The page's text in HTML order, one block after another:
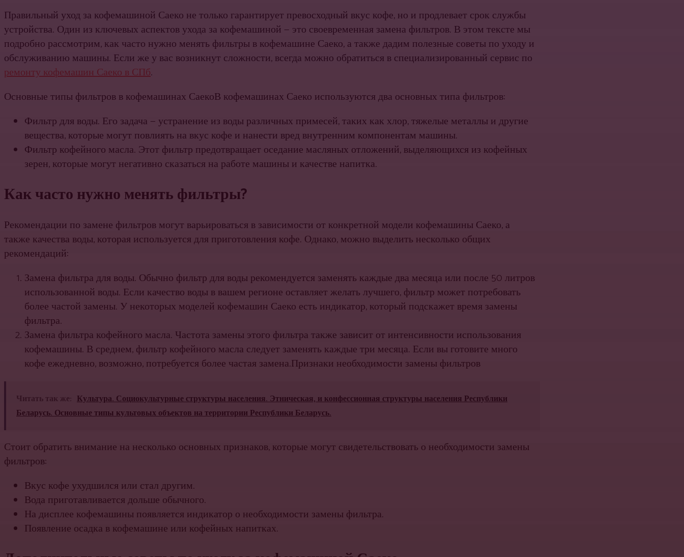
Правильный уход за кофемашиной Саеко не только гарантирует превосходный вкус кофе, но и продлевает срок службы
устройства. Один из ключевых аспектов ухода за кофемашиной — это своевременная замена фильтров. В этом тексте мы
подробно рассмотрим, как часто нужно менять фильтры в кофемашине Саеко, а также дадим полезные советы по уходу и
обслуживанию машины. Если же у вас возникнут сложности, всегда можно обратиться в специализированный сервис по
ремонту кофемашин Саеко в СПб.
Основные типы фильтров в кофемашинах СаекоВ кофемашинах Саеко используются два основных типа фильтров:
Фильтр для воды. Его задача — устранение из воды различных примесей, таких как хлор, тяжелые металлы и другие
вещества, которые могут повлиять на вкус кофе и нанести вред внутренним компонентам машины.
Фильтр кофейного масла. Этот фильтр предотвращает оседание масляных отложений, выделяющихся из кофейных
зерен, которые могут негативно сказаться на работе машины и качестве напитка.
Как часто нужно менять фильтры?
Рекомендации по замене фильтров могут варьироваться в зависимости от конкретной модели кофемашины Саеко, а
также качества воды, которая используется для приготовления кофе. Однако, можно выделить несколько общих
рекомендаций:
Замена фильтра для воды. Обычно фильтр для воды рекомендуется заменять каждые два месяца или после 50 литров
использованной воды. Если качество воды в вашем регионе оставляет желать лучшего, фильтр может потребовать
более частой замены. У некоторых моделей кофемашин Саеко есть индикатор, который подскажет время замены
фильтра.
Замена фильтра кофейного масла. Частота замены этого фильтра также зависит от интенсивности использования
кофемашины. В среднем, фильтр кофейного масла следует заменять каждые три месяца. Если вы готовите много
кофе ежедневно, возможно, потребуется более частая замена.Признаки необходимости замены фильтров
Читать так же: Культура. Социокультурные структуры населения. Этническая, и конфессионная структуры населения Республики
Беларусь. Основные типы культовых объектов на территории Республики Беларусь.
Стоит обратить внимание на несколько основных признаков, которые могут свидетельствовать о необходимости замены
фильтров:
Вкус кофе ухудшился или стал другим.
Вода приготавливается дольше обычного.
На дисплее кофемашины появляется индикатор о необходимости замены фильтра.
Появление осадка в кофемашине или кофейных напитках.